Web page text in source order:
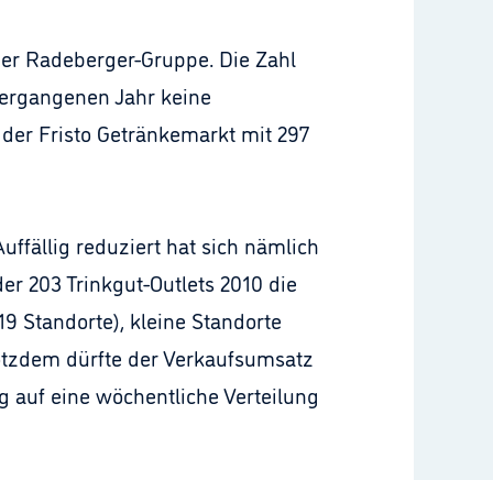
Radeberger-Gruppe. Die Zahl
Jahr keine
Fristo Getränkemarkt mit 297
reduziert hat sich nämlich
203 Trinkgut-Outlets 2010 die
Standorte), kleine Standorte
dürfte der Verkaufsumsatz
auf eine wöchentliche Verteilung